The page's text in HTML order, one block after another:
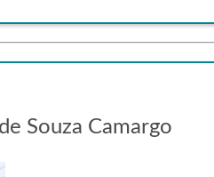
Souza Camargo